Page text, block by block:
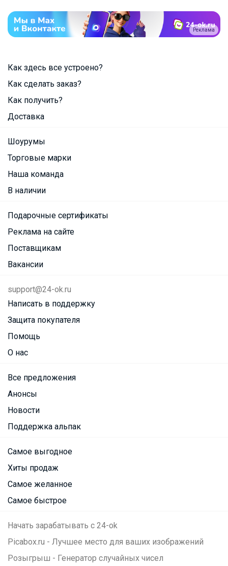
Реклама
Как здесь все устроено?
Как сделать заказ?
Как получить?
Доставка
Шоурумы
Торговые марки
Наша команда
В наличии
Подарочные сертификаты
Реклама на сайте
Поставщикам
Вакансии
support@24-ok.ru
Написать в поддержку
Защита покупателя
Помощь
О нас
Все предложения
Анонсы
Новости
Поддержка альпак
Самое выгодное
Хиты продаж
Самое желанное
Самое быстрое
Начать зарабатывать с 24-ok
Picabox.ru - Лучшее место для ваших изображений
Розыгрыш - Генератор случайных чисел